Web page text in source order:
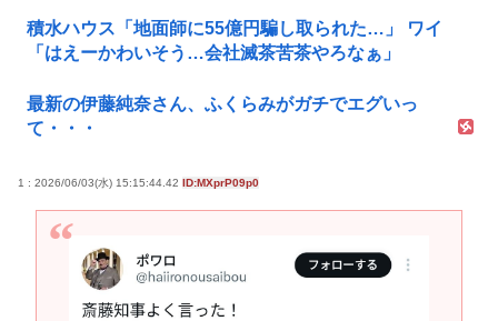
積水ハウス「地面師に55億円騙し取られた…」 ワイ
「はえーかわいそう…会社滅茶苦茶やろなぁ」
最新の伊藤純奈さん、ふくらみがガチでエグいっ
て・・・
1 : 2026/06/03(水) 15:15:44.42 ID:MXprP09p0